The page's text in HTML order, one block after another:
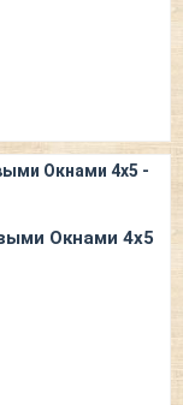
Окнами 4х5